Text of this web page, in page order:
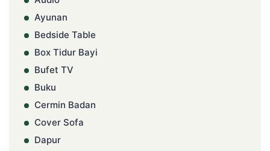
Ayunan
Bedside Table
Box Tidur Bayi
Bufet TV
Buku
Cermin Badan
Cover Sofa
Dapur